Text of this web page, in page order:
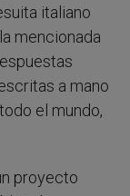
italiano
mencionada
a mano
el mundo,
proyecto